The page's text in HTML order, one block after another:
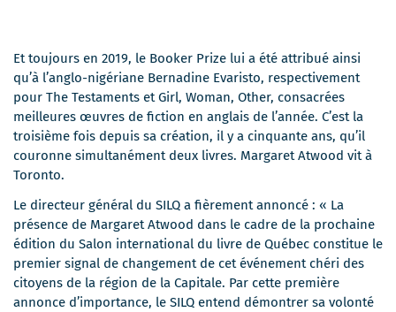
Et toujours en 2019, le Booker Prize lui a été attribué ainsi
qu’à l’anglo-nigériane Bernadine Evaristo, respectivement
pour The Testaments et Girl, Woman, Other, consacrées
meilleures œuvres de fiction en anglais de l’année. C’est la
troisième fois depuis sa création, il y a cinquante ans, qu’il
couronne simultanément deux livres. Margaret Atwood vit à
Toronto.
Le directeur général du SILQ a fièrement annoncé : « La
présence de Margaret Atwood dans le cadre de la prochaine
édition du Salon international du livre de Québec constitue le
premier signal de changement de cet événement chéri des
citoyens de la région de la Capitale. Par cette première
annonce d’importance, le SILQ entend démontrer sa volonté